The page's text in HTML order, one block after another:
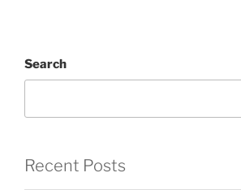
Search
Recent Posts